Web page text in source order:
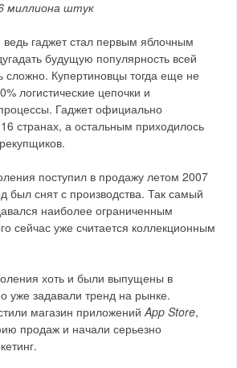
миллиона штук
ведь гаджет стал первым яблочным
будущую популярность всей
сложно. Купертиновцы тогда еще не
логистические цепочки и
Гаджет официально
странах, а остальным приходилось
поступил в продажу летом 2007
был снят с производства. Так самый
наиболее ограниченным
сейчас уже считается коллекционным
хоть и были выпущены в
уже задавали тренд на рынке.
магазин приложенийApp Store,
продаж и начали серьезно